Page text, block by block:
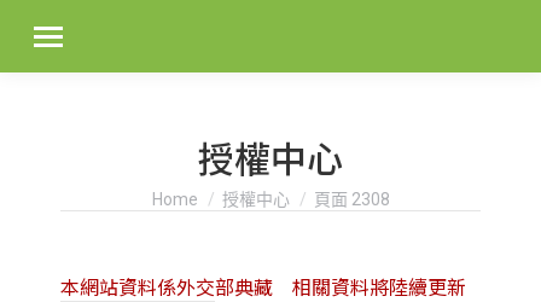
授權中心
You are here:
Home 授權中心 頁面 2308
本網站資料係外交部典藏 相關資料將陸續更新